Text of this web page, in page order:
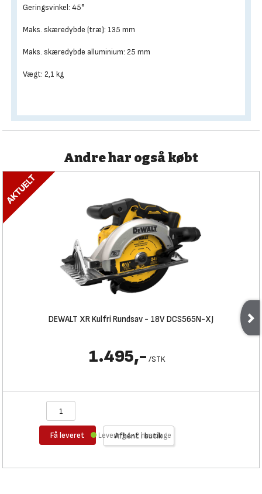
Geringsvinkel: 45°
Maks. skæredybde (træ): 135 mm
Maks. skæredybde alluminium: 25 mm
Vægt: 2,1 kg
Andre har også købt
DEWALT XR Kulfri Rundsav - 18V DCS565N-XJ
1.495,- /STK
Få leveret Afhent i butik
Levering 1-2 hverdage